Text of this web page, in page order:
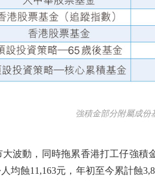
強積金部分附屬成份
動，同時拖累香港打工仔強積
均蝕11,163元，年初至今累計蝕